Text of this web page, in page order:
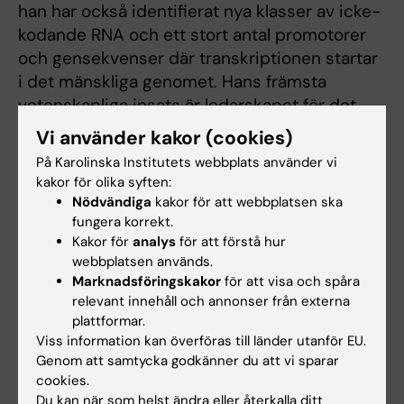
han har också identifierat nya klasser av icke-
kodande RNA och ett stort antal promotorer
och gensekvenser där transkriptionen startar
i det mänskliga genomet. Hans främsta
vetenskapliga insats är ledarskapet för det
internationella samarbetsprojektet FANTOM,
som har analyserat genuttryck i mus och
människa. I ett tidigt skede inbjöd Yoshihide
Hayashizaki forskare från Karolinska Institutet i
dessa projekt, ett samarbete som fortsätter
än idag inom projektet FANTOM5.
Thorbjörn Ekström, odontologie
hedersdoktor (ODhc)
Till odontologie hedersdoktor utses Thorbjörn
Ekström, under många år FoUU-direktör vid
Vi använder kakor (cookies)
På Karolinska Institutets webbplats använder vi
kakor för olika syften:
Nödvändiga kakor för att webbplatsen ska
fungera korrekt.
Kakor för analys för att förstå hur
webbplatsen används.
Marknadsföringskakor för att visa och spåra
relevant innehåll och annonser från externa
plattformar.
Viss information kan överföras till länder utanför EU.
Genom att samtycka godkänner du att vi sparar
cookies.
Du kan när som helst ändra eller återkalla ditt